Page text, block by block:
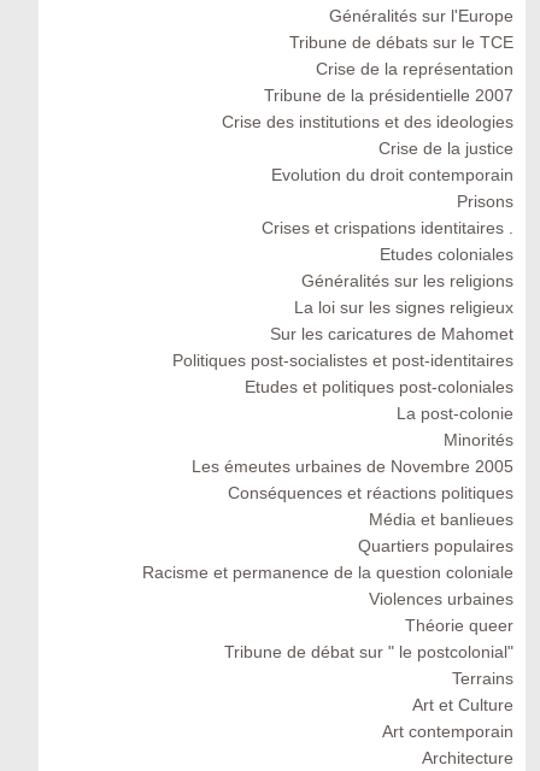
Généralités sur l'Europe
Tribune de débats sur le TCE
Crise de la représentation
Tribune de la présidentielle 2007
Crise des institutions et des ideologies
Crise de la justice
Evolution du droit contemporain
Prisons
Crises et crispations identitaires .
Etudes coloniales
Généralités sur les religions
La loi sur les signes religieux
Sur les caricatures de Mahomet
Politiques post-socialistes et post-identitaires
Etudes et politiques post-coloniales
La post-colonie
Minorités
Les émeutes urbaines de Novembre 2005
Conséquences et réactions politiques
Média et banlieues
Quartiers populaires
Racisme et permanence de la question coloniale
Violences urbaines
Théorie queer
Tribune de débat sur " le postcolonial"
Terrains
Art et Culture
Art contemporain
Architecture